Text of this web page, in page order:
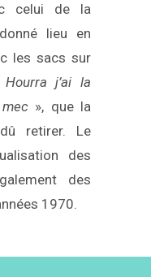
celui de la
lieu en
les sacs sur
Hourra j’ai la
», que la
retirer. Le
des
des
1970.